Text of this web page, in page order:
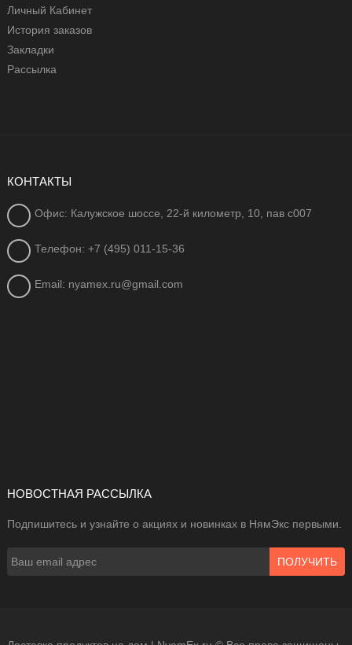
Личный Кабинет
История заказов
Закладки
Рассылка
КОНТАКТЫ
Офис: Калужское шоссе, 22-й километр, 10, пав с007
Телефон: +7 (495) 011-15-36
Email: nyamex.ru@gmail.com
НОВОСТНАЯ РАССЫЛКА
Подпишитесь и узнайте о акциях и новинках в НямЭкс первыми.
ПОЛУЧИТЬ